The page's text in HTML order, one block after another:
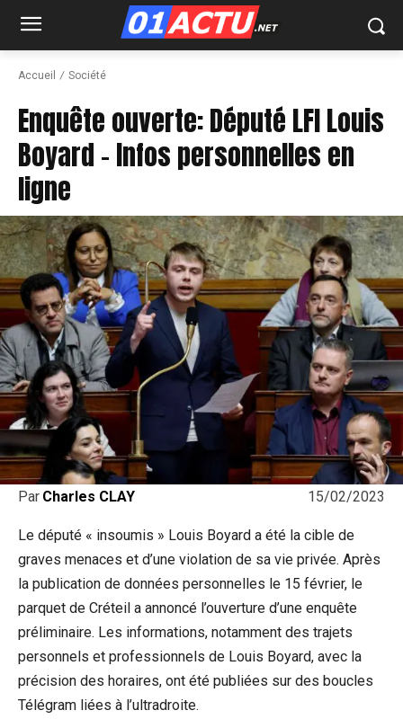
Accueil Société
Enquête ouverte: Député LFI Louis
Boyard – Infos personnelles en
ligne
15/02/2023
Par Charles CLAY
Le député « insoumis » Louis Boyard a été la cible de
graves menaces et d’une violation de sa vie privée. Après
la publication de données personnelles le 15 février, le
parquet de Créteil a annoncé l’ouverture d’une enquête
préliminaire. Les informations, notamment des trajets
personnels et professionnels de Louis Boyard, avec la
précision des horaires, ont été publiées sur des boucles
Télégram liées à l’ultradroite.